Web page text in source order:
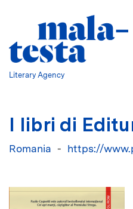
Literary Agency
I libri di
Romania https://